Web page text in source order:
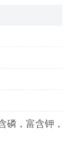
磷，富含钾，